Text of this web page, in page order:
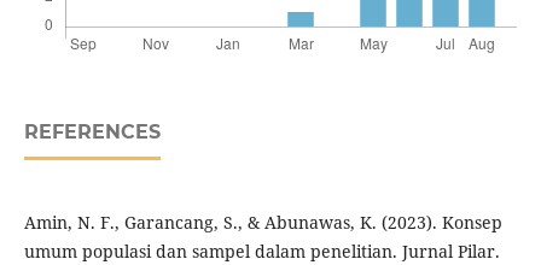
REFERENCES
Amin, N. F., Garancang, S., & Abunawas, K. (2023). Konsep
umum populasi dan sampel dalam penelitian. Jurnal Pilar.